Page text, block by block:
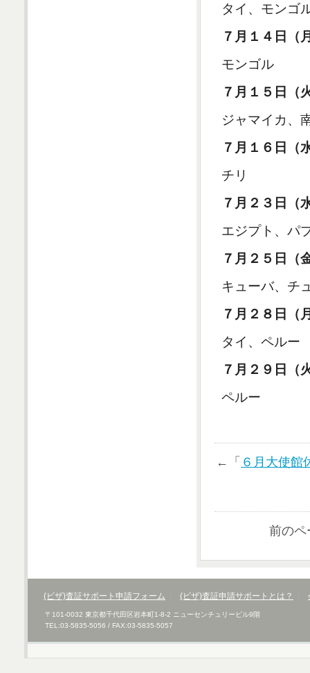
タイ、モンゴ
７月１４日（
モンゴル
７月１５日（
ジャマイカ、
７月１６日（
チリ
７月２３日（
エジプト、パ
７月２５日（
キューバ、チ
７月２８日（
タイ、ペルー
７月２９日（
ペルー
←「 ６月大使館
前のペ
(ビザ)査証サポート申請フォーム (ビザ)査証申請サポートとは？
〒101-0032 東京都千代田区岩本町1-8-2 ニューセンチュリービル9階
TEL:03-5835-5056 / FAX:03-5835-5057